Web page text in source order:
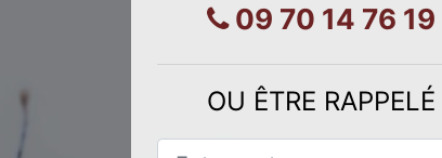
09 70 14 76 19
OU ÊTRE RAPPELÉ